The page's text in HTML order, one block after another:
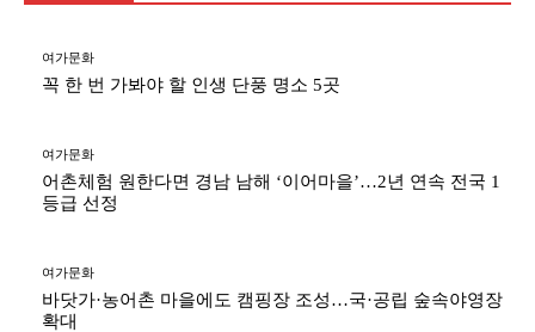
여가문화
꼭 한 번 가봐야 할 인생 단풍 명소 5곳
여가문화
어촌체험 원한다면 경남 남해 ‘이어마을’…2년 연속 전국 1
등급 선정
여가문화
바닷가·농어촌 마을에도 캠핑장 조성…국·공립 숲속야영장
확대